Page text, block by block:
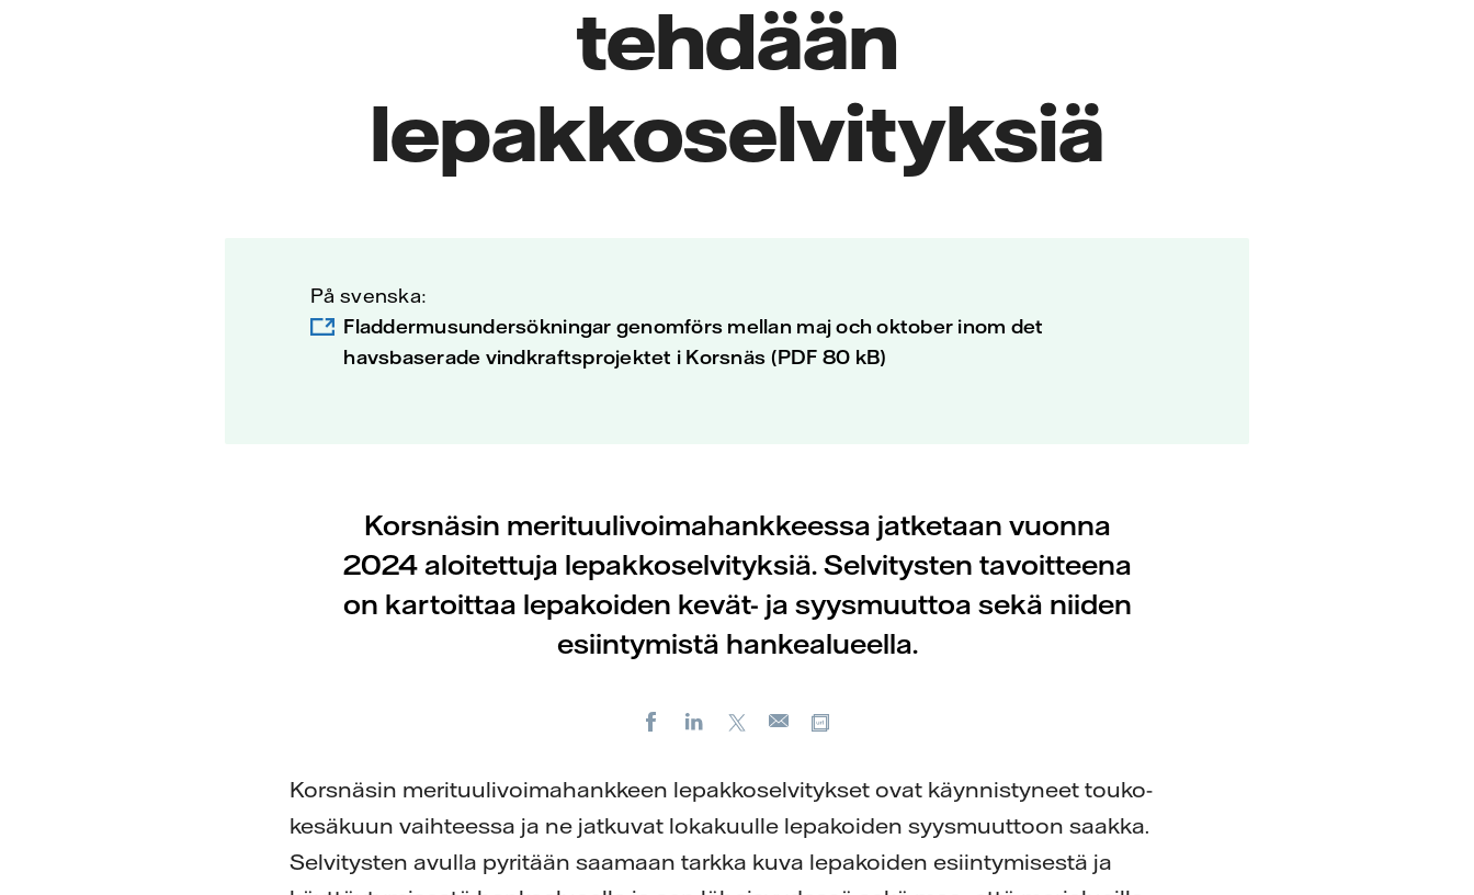
tehdään
lepakkoselvityksiä
På svenska:
Fladdermusundersökningar genomförs mellan maj och oktober inom det
havsbaserade vindkraftsprojektet i Korsnäs (PDF 80 kB)
Korsnäsin merituulivoimahankkeessa jatketaan vuonna
2024 aloitettuja lepakkoselvityksiä. Selvitysten tavoitteena
on kartoittaa lepakoiden kevät- ja syysmuuttoa sekä niiden
esiintymistä hankealueella.
FacebookLinkedIn
X Sähköposti
Korsnäsin merituulivoimahankkeen lepakkoselvitykset ovat käynnistyneet touko-
kesäkuun vaihteessa ja ne jatkuvat lokakuulle lepakoiden syysmuuttoon saakka.
Selvitysten avulla pyritään saamaan tarkka kuva lepakoiden esiintymisestä ja